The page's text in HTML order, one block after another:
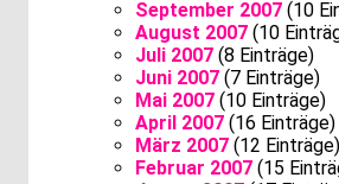
September 2007 (10
August 2007 (10
Juli 2007 (8 Einträge)
Juni 2007 (7 Einträge)
Mai 2007 (10 Einträge)
April 2007 (16 Einträge)
März 2007 (12 Einträge)
Februar 2007 (15